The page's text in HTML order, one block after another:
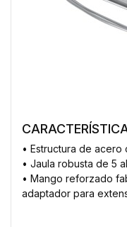
• Estructura de acero
• Jaula robusta de 5
• Mango reforzado
adaptador para